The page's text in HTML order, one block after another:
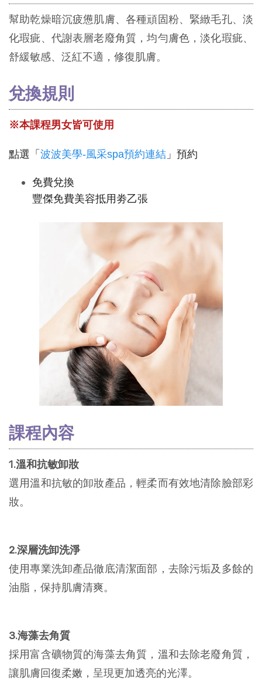
幫助乾燥暗沉疲憊肌膚、各種頑固粉、緊緻毛孔、淡
化瑕疵、代謝表層老廢角質，均勻膚色，淡化瑕疵、
舒緩敏感、泛紅不適，修復肌膚。
兌換規則
※本課程男女皆可使用
點選「 波波美學-風采spa預約連結 」預約
免費兌換
豐傑免費美容抵用劵乙張
課程內容
1.溫和抗敏卸妝
選用溫和抗敏的卸妝產品，輕柔而有效地清除臉部彩
妝。
2.深層洗卸洗淨
使用專業洗卸產品徹底清潔面部，去除污垢及多餘的
油脂，保持肌膚清爽。
3.海藻去角質
採用富含礦物質的海藻去角質，溫和去除老廢角質，
讓肌膚回復柔嫩，呈現更加透亮的光澤。